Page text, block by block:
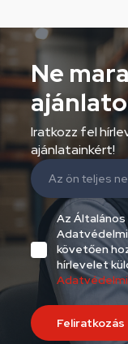
Ne
Iratkozz fel
ajánlatainkért!
Az
követően
hírlevelet
Feliratkozás